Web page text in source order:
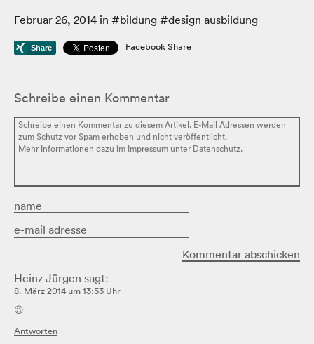
Februar 26, 2014 in #bildung #design ausbildung
Facebook Share
Schreibe einen Kommentar
Heinz Jürgen sagt:
8. März 2014 um 13:53 Uhr
😉
Antworten